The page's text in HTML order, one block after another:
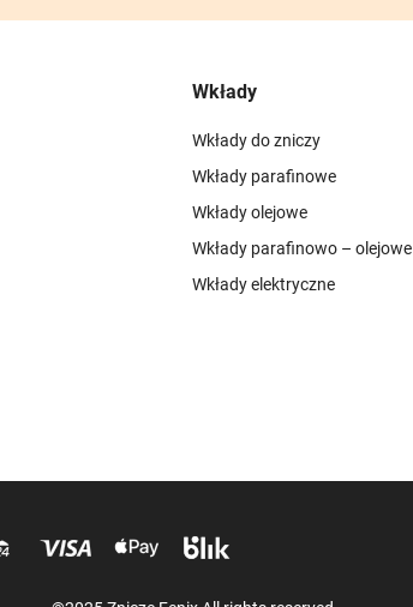
Wkłady
Wkłady do zniczy
Wkłady parafinowe
Wkłady olejowe
Wkłady parafinowo – olejowe
Wkłady elektryczne